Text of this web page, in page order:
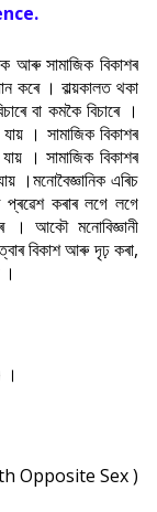
আৰু সামাজিক বিকাশৰ
কৰে । বাল্য়কালত থকা
বা কমকৈ বিচাৰে ।
। সামাজিক বিকাশৰ
। সামাজিক বিকাশৰ
।মনোবৈজ্ঞানিক এৰিচ
কৰাৰ লগে লগে
। আকৌ মনোবিজ্ঞানী
বিকাশ আৰু দৃঢ় কৰা,
।
Opposite Sex )